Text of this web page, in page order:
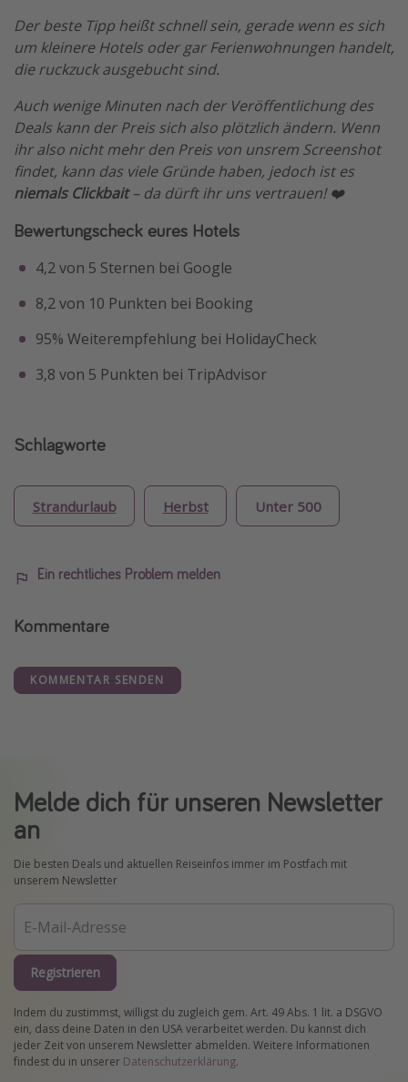
Der beste Tipp heißt schnell sein, gerade wenn es sich
um kleinere Hotels oder gar Ferienwohnungen handelt,
die ruckzuck ausgebucht sind.
Auch wenige Minuten nach der Veröffentlichung des
Deals kann der Preis sich also plötzlich ändern. Wenn
ihr also nicht mehr den Preis von unsrem Screenshot
findet, kann das viele Gründe haben, jedoch ist es
niemals Clickbait– da dürft ihr uns vertrauen! ❤️
Bewertungscheck eures Hotels
4,2 von 5 Sternen bei Google
8,2 von 10 Punkten bei Booking
95% Weiterempfehlung bei HolidayCheck
3,8 von 5 Punkten bei TripAdvisor
Schlagworte
Strandurlaub Herbst Unter 500
Ein rechtliches Problem melden
Kommentare
KOMMENTAR SENDEN
Melde dich für unseren Newsletter
an
Die besten Deals und aktuellen Reiseinfos immer im Postfach mit
unserem Newsletter
Registrieren
Indem du zustimmst, willigst du zugleich gem. Art. 49 Abs. 1 lit. a DSGVO
ein, dass deine Daten in den USA verarbeitet werden. Du kannst dich
jeder Zeit von unserem Newsletter abmelden. Weitere Informationen
findest du in unserer Datenschutzerklärung.